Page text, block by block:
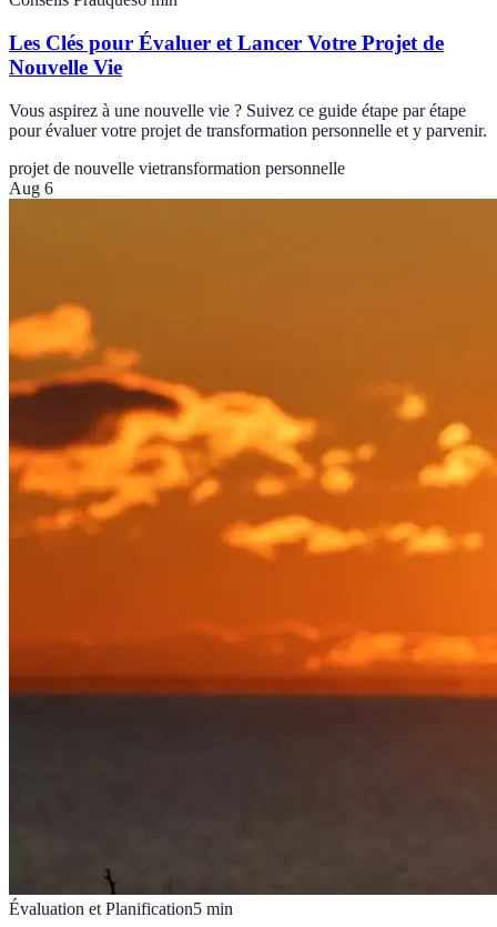
Les Clés pour Évaluer et Lancer Votre Projet de
Nouvelle Vie
Vous aspirez à une nouvelle vie ? Suivez ce guide étape par étape
pour évaluer votre projet de transformation personnelle et y parvenir.
projet de nouvelle vietransformation personnelle
Aug 6
Évaluation et Planification5 min